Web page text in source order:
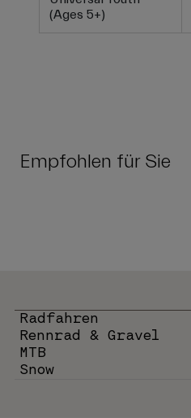
(Ages 5+)
Empfohlen für Sie
Radfahren
Rennrad & Gravel
MTB
Snow